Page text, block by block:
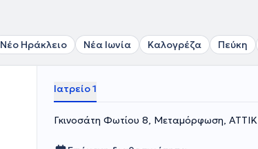
Νέο Ηράκλειο Νέα Ιωνία Καλογρέζα Πεύκη
Ιατρείο 1
Γκινοσάτη Φωτίου 8, Μεταμόρφωση,